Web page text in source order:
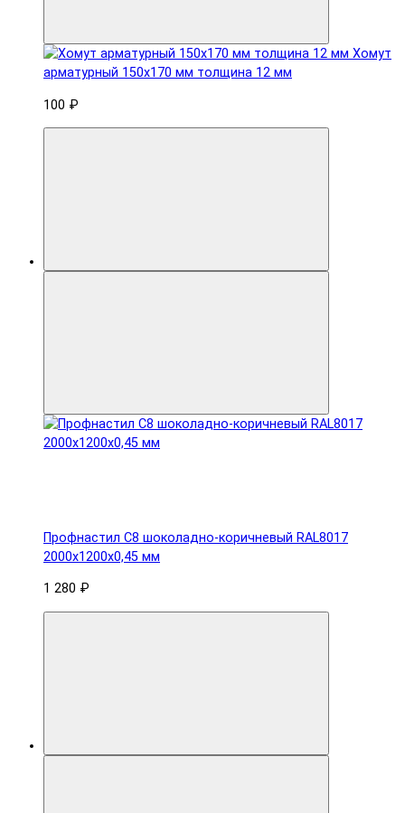
Хомут
арматурный 150x170 мм толщина 12 мм
100 ₽
Профнастил С8 шоколадно-коричневый RAL8017
2000х1200х0,45 мм
1 280 ₽